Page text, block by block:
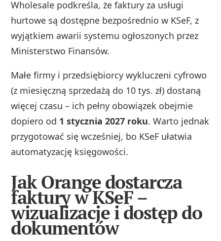
Wholesale podkreśla, że faktury za usługi
hurtowe są dostępne bezpośrednio w KSeF, z
wyjątkiem awarii systemu ogłoszonych przez
Ministerstwo Finansów.
Małe firmy i przedsiębiorcy wykluczeni cyfrowo
(z miesięczną sprzedażą do 10 tys. zł) dostaną
więcej czasu – ich pełny obowiązek obejmie
dopiero od 1 stycznia 2027 roku. Warto jednak
przygotować się wcześniej, bo KSeF ułatwia
automatyzację księgowości.
Jak Orange dostarcza
faktury w KSeF –
wizualizacje i dostęp do
dokumentów